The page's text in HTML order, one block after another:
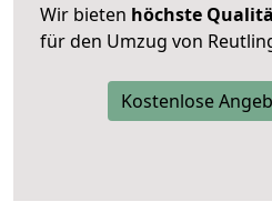
Wir bieten höchste
für den Umzug von
Kostenlose